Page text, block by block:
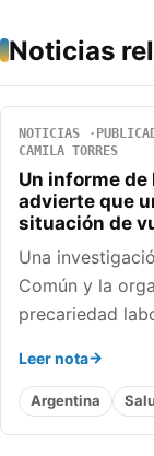
Noticias
NOTICIAS
CAMILA TORRES
Un informe de
advierte que
situación de
Una
Común y la
precariedad
Leer nota
Argentina